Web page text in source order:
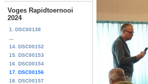
Voges Rapidtoernooi
2024
1. DSC00138
14. DSC00152
15. DSC00153
16. DSC00154
17. DSC00156
18. DSC00157